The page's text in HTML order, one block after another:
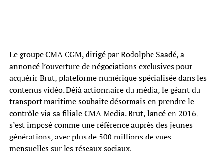
Le groupe CMA CGM, dirigé par Rodolphe Saadé, a
annoncé l’ouverture de négociations exclusives pour
acquérir Brut, plateforme numérique spécialisée dans les
contenus vidéo. Déjà actionnaire du média, le géant du
transport maritime souhaite désormais en prendre le
contrôle via sa filiale CMA Media. Brut, lancé en 2016,
s’est imposé comme une référence auprès des jeunes
générations, avec plus de 500 millions de vues
mensuelles sur les réseaux sociaux.